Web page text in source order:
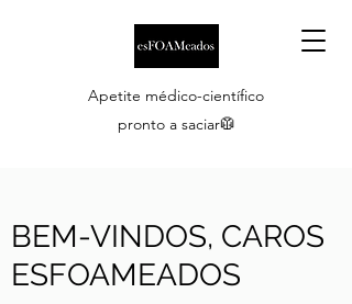
Apetite médico-científico
pronto a saciar🥼
BEM-VINDOS, CAROS
ESFOAMEADOS